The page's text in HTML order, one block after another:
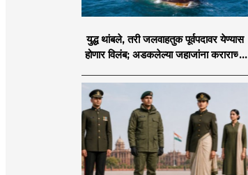
युद्ध थांबले, तरी जलवाहतुक पूर्वपदावर येण्यास
होणार विलंब; अडकलेल्या जहाजांना कराराच्या